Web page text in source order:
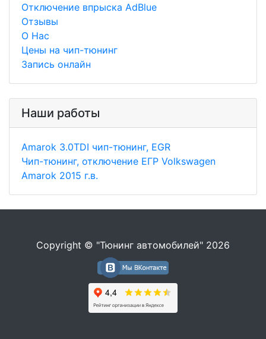
Отключение впрыска AdBlue
Отзывы
О Нас
Цены на чип-тюнинг
Запись онлайн
Наши работы
Amarok 3.0TDI чип-тюнинг, EGR
Чип-тюнинг, отключение ЕГР Volkswagen
Amarok 2015 г.в.
Copyright © "Тюнинг автомобилей" 2026